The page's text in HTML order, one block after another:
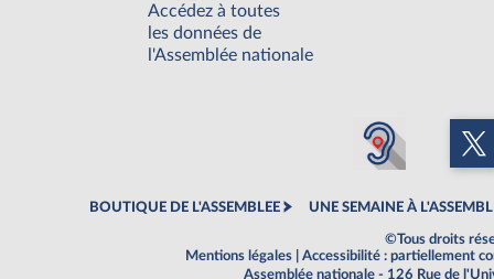
Accédez à toutes
les données de
l'Assemblée nationale
BOUTIQUE DE L'ASSEMBLEE UNE SEMAINE À
©Tous droits
Mentions légales
Accessibilité : partiellement
Assemblée nationale - 126 Rue de